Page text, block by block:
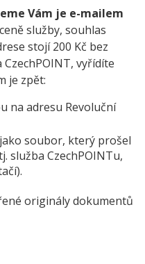
Vám je e-mailem
služby, souhlas
stojí 200 Kč bez
vyřídíte
je zpět:
na adresu Revoluční
jako soubor, který prošel
služba CzechPOINTu,
originály dokumentů